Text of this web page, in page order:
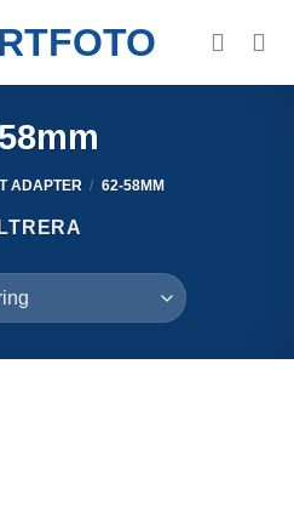
ADAPTER / 62-58MM